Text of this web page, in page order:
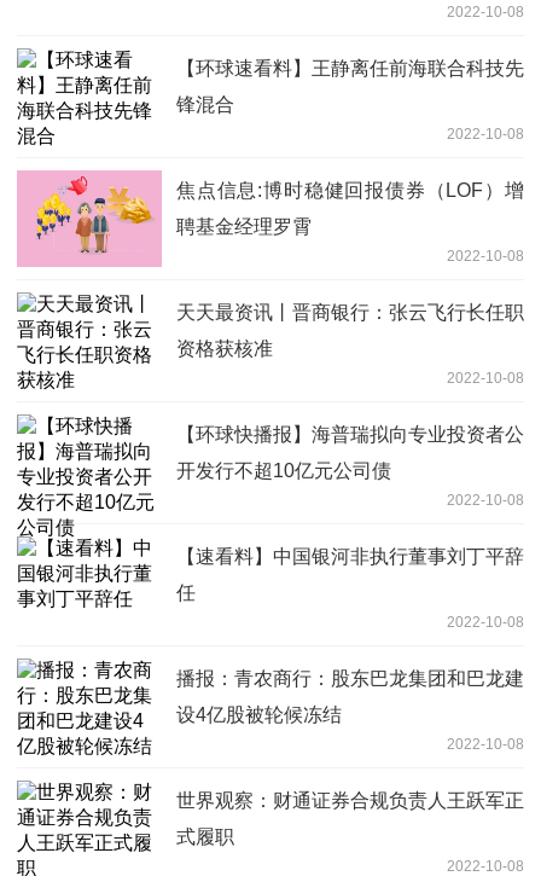
2022-10-08
【环球速看料】王静离任前海联合科技先
锋混合
2022-10-08
焦点信息:博时稳健回报债券（LOF）增
聘基金经理罗霄
2022-10-08
天天最资讯丨晋商银行：张云飞行长任职
资格获核准
2022-10-08
【环球快播报】海普瑞拟向专业投资者公
开发行不超10亿元公司债
2022-10-08
【速看料】中国银河非执行董事刘丁平辞
任
2022-10-08
播报：青农商行：股东巴龙集团和巴龙建
设4亿股被轮候冻结
2022-10-08
世界观察：财通证券合规负责人王跃军正
式履职
2022-10-08